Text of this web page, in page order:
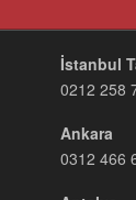
İstanbul
0212 258
Ankara
0312 466